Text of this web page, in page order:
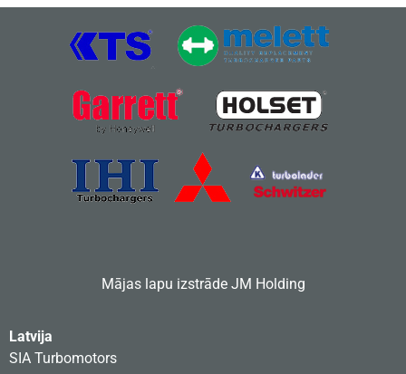
Mājas lapu izstrādeJM Holding
Latvija
SIA Turbomotors